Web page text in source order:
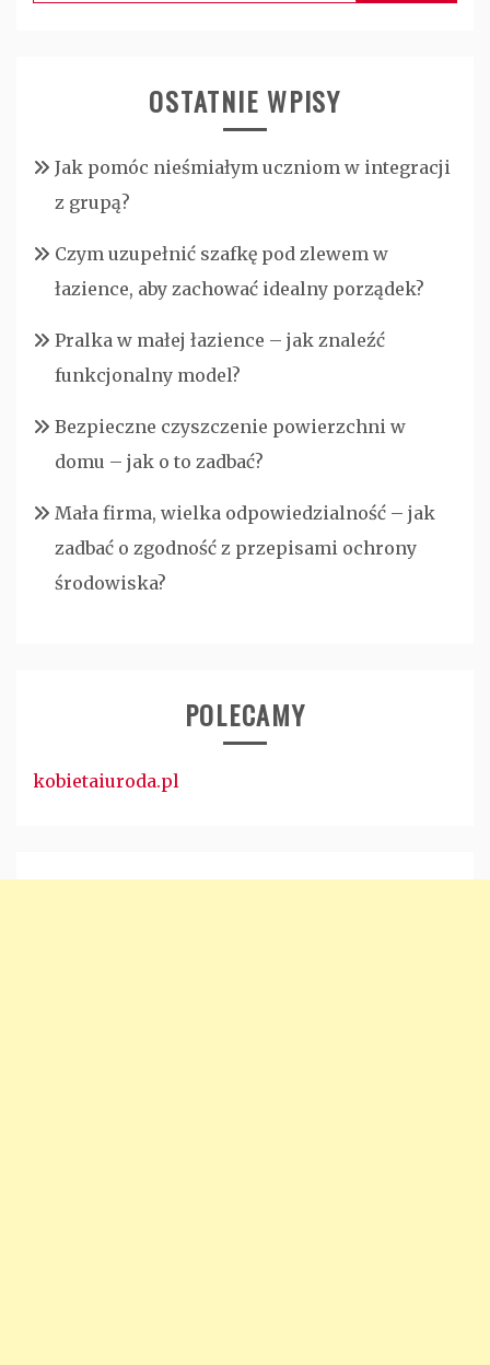
OSTATNIE WPISY
Jak pomóc nieśmiałym uczniom w integracji
z grupą?
Czym uzupełnić szafkę pod zlewem w
łazience, aby zachować idealny porządek?
Pralka w małej łazience – jak znaleźć
funkcjonalny model?
Bezpieczne czyszczenie powierzchni w
domu – jak o to zadbać?
Mała firma, wielka odpowiedzialność – jak
zadbać o zgodność z przepisami ochrony
środowiska?
POLECAMY
kobietaiuroda.pl